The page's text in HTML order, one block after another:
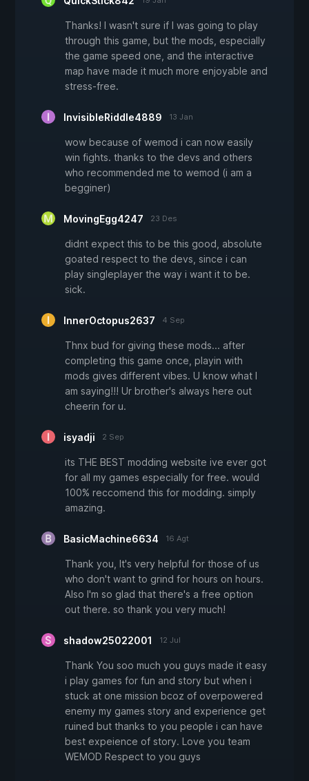
Thanks! I wasn't sure if I was going to play
through this game, but the mods, especially
the game speed one, and the interactive
map have made it much more enjoyable and
stress-free.
InvisibleRiddle4889 13 Jan
wow because of wemod i can now easily
win fights. thanks to the devs and others
who recommended me to wemod (i am a
begginer)
MovingEgg4247 23 Des
didnt expect this to be this good, absolute
goated respect to the devs, since i can
play singleplayer the way i want it to be.
sick.
InnerOctopus2637 4 Sep
Thnx bud for giving these mods... after
completing this game once, playin with
mods gives different vibes. U know what I
am saying!!! Ur brother's always here out
cheerin for u.
isyadji 2 Sep
its THE BEST modding website ive ever got
for all my games especially for free. would
100% reccomend this for modding. simply
amazing.
BasicMachine6634 16 Agt
Thank you, It's very helpful for those of us
who don't want to grind for hours on hours.
Also I'm so glad that there's a free option
out there. so thank you very much!
shadow25022001 12 Jul
Thank You soo much you guys made it easy
i play games for fun and story but when i
stuck at one mission bcoz of overpowered
enemy my games story and experience get
ruined but thanks to you people i can have
best expeience of story. Love you team
WEMOD Respect to you guys